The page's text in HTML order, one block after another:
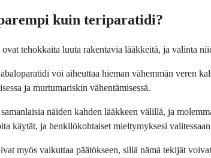
kuin teriparatidi?
ovat tehokkaita luuta rakentavia lääkkeitä, ja valinta
voi aiheuttaa hieman vähemmän veren
ja murtumariskin vähentämisessä.
näiden kahden lääkkeen välillä, ja
käytät, ja henkilökohtaiset mieltymyksesi
myös vaikuttaa päätökseen, sillä nämä tekijät